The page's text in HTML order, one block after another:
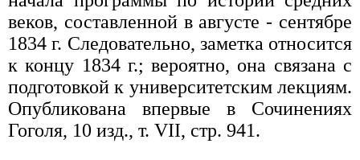
веков, составленной в августе - сентябре
1834 г. Следовательно, заметка относится
к концу 1834 г.; вероятно, она связана с
подготовкой к университетским лекциям.
Опубликована впервые в Сочинениях
Гоголя, 10 изд., т. VII, стр. 941.